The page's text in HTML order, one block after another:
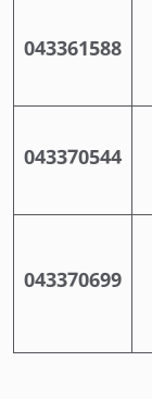
043361588
043370544
043370699